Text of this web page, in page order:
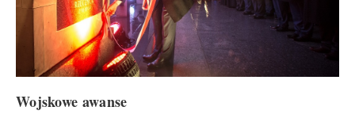
Wojskowe awanse